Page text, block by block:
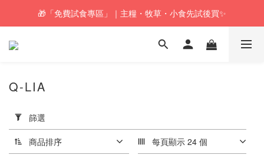
🚚訂單折實$350以上即可享本地包郵📦
🎁「免費試食專區」｜主糧・牧草・小食先試後買✨
🚚訂單折實$350以上即可享本地包郵📦
用
篩
選
(0/20)
Q-LIA
篩選
商品排序 每頁顯示 24 個